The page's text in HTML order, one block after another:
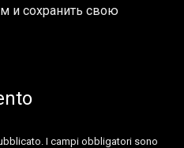
и сохранить свою
I campi obbligatori sono